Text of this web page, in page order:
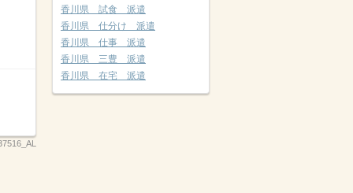
香川県 試食 派遣
香川県 仕分け 派遣
香川県 仕事 派遣
香川県 三豊 派遣
香川県 在宅 派遣